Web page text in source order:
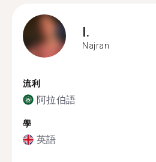
I.
Najran
流利
阿拉伯語
學
英語